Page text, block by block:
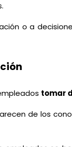
o a
tomar
de los